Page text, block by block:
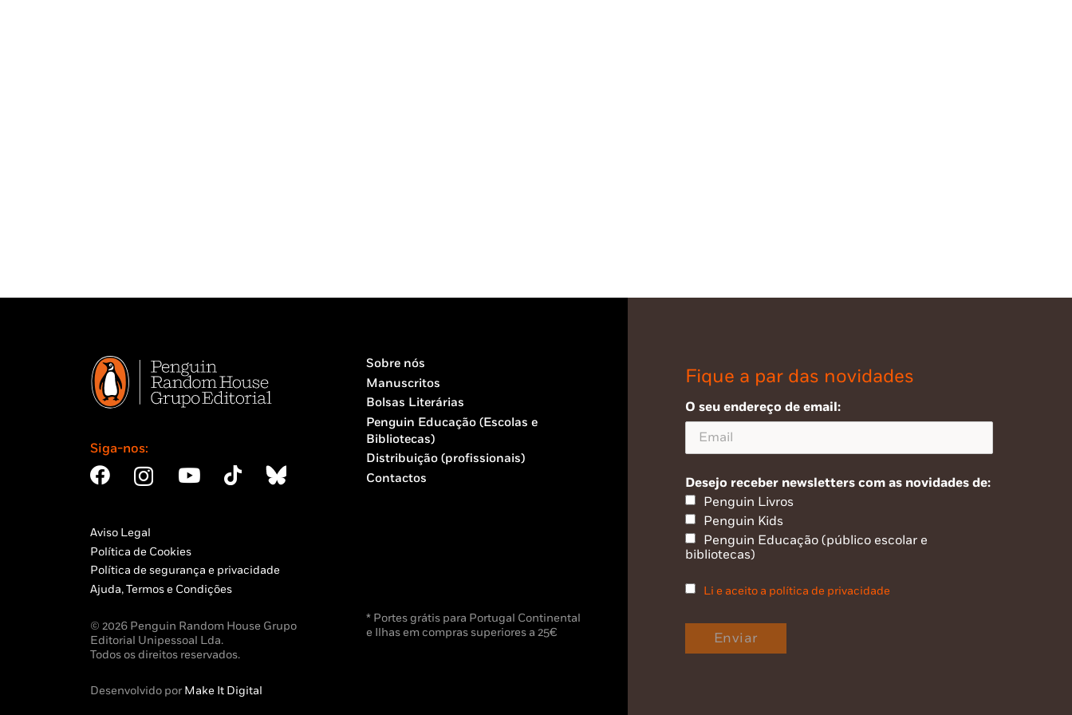
Siga-nos:
Aviso Legal
Política de Cookies
Política de segurança e privacidade
Ajuda, Termos e Condições
© 2026 Penguin Random House Grupo
Editorial Unipessoal Lda.
Todos os direitos reservados.
Desenvolvido porMake It Digital
Sobre nós
Manuscritos
Bolsas Literárias
Penguin Educação (Escolas e
Bibliotecas)
Distribuição (profissionais)
Contactos
* Portes grátis para Portugal Continental
e Ilhas em compras superiores a 25€
Fique a par das novidades
O seu endereço de email:
Desejo receber newsletters com as novidades de:
Penguin Livros
Penguin Kids
Penguin Educação (público escolar e
bibliotecas)
Li e aceito a política de privacidade